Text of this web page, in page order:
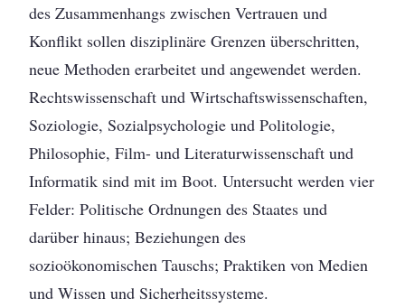
des Zusammenhangs zwischen Vertrauen und
Konflikt sollen disziplinäre Grenzen überschritten,
neue Methoden erarbeitet und angewendet werden.
Rechtswissenschaft und Wirtschaftswissenschaften,
Soziologie, Sozialpsychologie und Politologie,
Philosophie, Film- und Literaturwissenschaft und
Informatik sind mit im Boot. Untersucht werden vier
Felder: Politische Ordnungen des Staates und
darüber hinaus; Beziehungen des
sozioökonomischen Tauschs; Praktiken von Medien
und Wissen und Sicherheitssysteme.